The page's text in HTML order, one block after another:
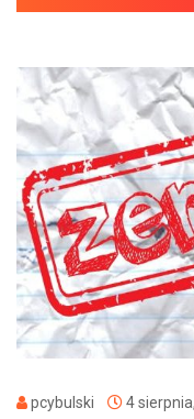
pcybulski 4